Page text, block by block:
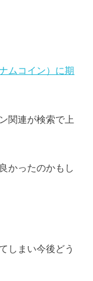
ムコイン）に期
関連が検索で上
かったのかもし
しまい今後どう